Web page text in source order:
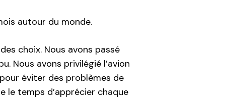
autour du monde.
choix. Nous avons passé
Nous avons privilégié l’avion
éviter des problèmes de
le temps d’apprécier chaque